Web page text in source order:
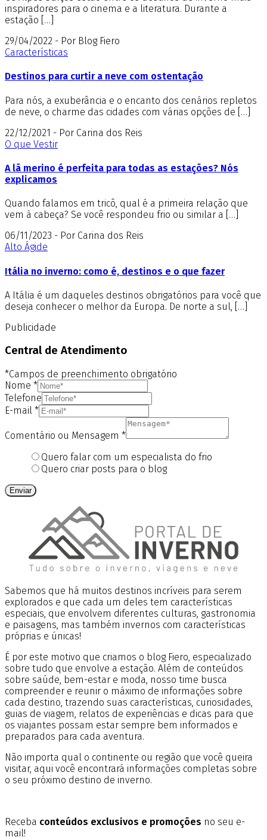
inspiradores para o cinema e a literatura. Durante a
estação […]
29/04/2022 - Por Blog Fiero
Características
Destinos para curtir a neve com ostentação
Para nós, a exuberância e o encanto dos cenários repletos
de neve, o charme das cidades com várias opções de […]
22/12/2021 - Por Carina dos Reis
O que Vestir
A lã merino é perfeita para todas as estações? Nós
explicamos
Quando falamos em tricô, qual é a primeira relação que
vem à cabeça? Se você respondeu frio ou similar a […]
06/11/2023 - Por Carina dos Reis
Alto Ágide
Itália no inverno: como é, destinos e o que fazer
A Itália é um daqueles destinos obrigatórios para você que
deseja conhecer o melhor da Europa. De norte a sul, […]
Publicidade
Central de Atendimento
*Campos de preenchimento obrigatório
Nome *
Telefone
E-mail *
Comentário ou Mensagem *
Quero falar com um especialista do frio
Quero criar posts para o blog
Enviar
Sabemos que há muitos destinos incríveis para serem
explorados e que cada um deles tem características
especiais, que envolvem diferentes culturas, gastronomia
e paisagens, mas também invernos com características
próprias e únicas!
É por este motivo que criamos o blog Fiero, especializado
sobre tudo que envolve a estação. Além de conteúdos
sobre saúde, bem-estar e moda, nosso time busca
compreender e reunir o máximo de informações sobre
cada destino, trazendo suas características, curiosidades,
guias de viagem, relatos de experiências e dicas para que
os viajantes possam estar sempre bem informados e
preparados para cada aventura.
Não importa qual o continente ou região que você queira
visitar, aqui você encontrará informações completas sobre
o seu próximo destino de inverno.
Receba conteúdos exclusivos e promoções no seu e-
mail!